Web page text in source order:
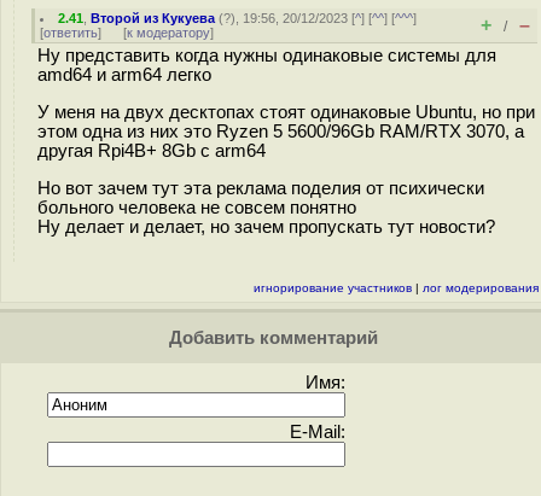
2.41 ,Второй из Кукуева (?), 19:56, 20/12/2023 [^] [^^] [^^^]
[ответить] [к модератору] + / –
Ну представить когда нужны одинаковые системы для
amd64 и arm64 легко
У меня на двух десктопах стоят одинаковые Ubuntu, но при
этом одна из них это Ryzen 5 5600/96Gb RAM/RTX 3070, а
другая Rpi4B+ 8Gb с arm64
Но вот зачем тут эта реклама поделия от психически
больного человека не совсем понятно
Ну делает и делает, но зачем пропускать тут новости?
игнорирование участников | лог модерирования
Добавить комментарий
Имя:
E-Mail: